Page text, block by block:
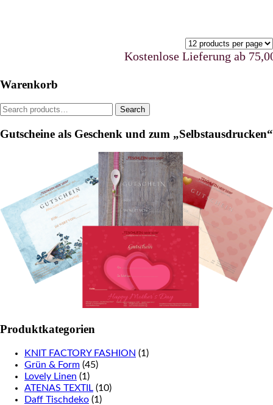
the
page
page
Kostenlose Lieferung ab 75,00
Warenkorb
Search
Search
Gutscheine als Geschenk und zum „Selbstausdrucken“
Produktkategorien
KNIT FACTORY FASHION (1)
Grün & Form (45)
Lovely Linen (1)
ATENAS TEXTIL (10)
Daff Tischdeko (1)